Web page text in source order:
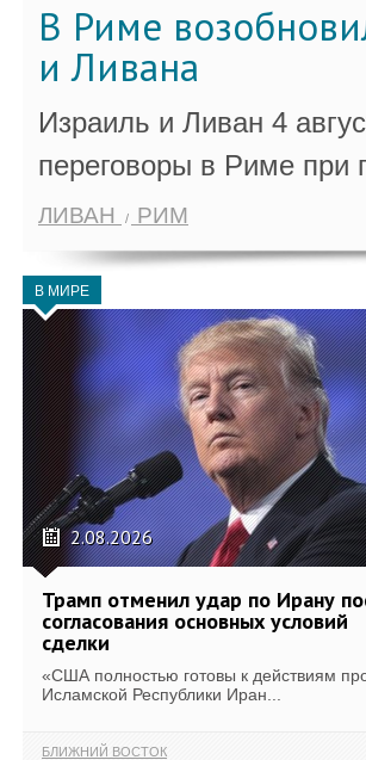
В Риме
и Ливана
Израиль и Ливан 4
переговоры в Риме
ЛИВАН РИМ
В МИРЕ
2.08.2026
Трамп отменил удар по Ирану
согласования основных условий
сделки
«США полностью готовы к действиям
Исламской Республики Иран...
БЛИЖНИЙ ВОСТОК